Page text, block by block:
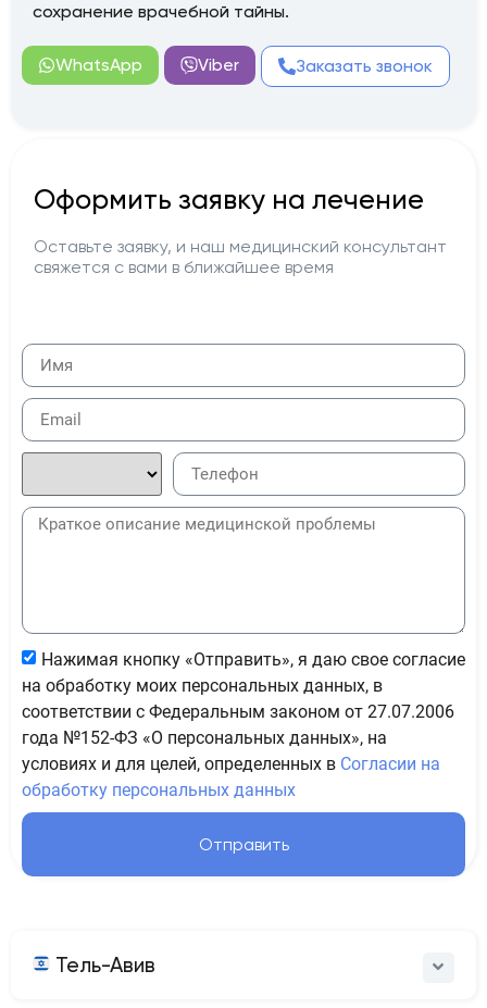
сохранение врачебной тайны.
WhatsApp Viber Заказать звонок
Оформить заявку на лечение
Оставьте заявку, и наш медицинский консультант
свяжется с вами в ближайшее время
Нажимая кнопку «Отправить», я даю свое согласие
на обработку моих персональных данных, в
соответствии с Федеральным законом от 27.07.2006
года №152-ФЗ «О персональных данных», на
условиях и для целей, определенных в Согласии на
обработку персональных данных
Отправить
Тель-Авив